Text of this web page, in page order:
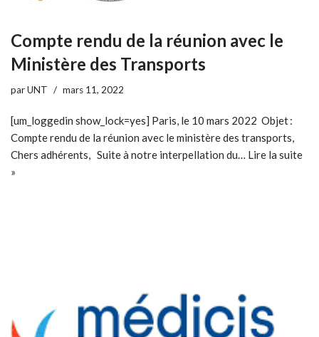
Compte rendu de la réunion avec le
Ministère des Transports
parUNT mars 11, 2022
[um_loggedin show_lock=yes] Paris, le 10 mars 2022 Objet :
Compte rendu de la réunion avec le ministère des transports,
Chers adhérents, Suite à notre interpellation du… Lire la suite
»